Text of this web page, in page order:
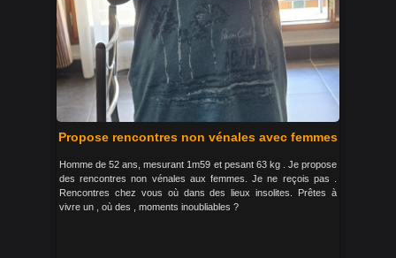
Propose rencontres non vénales avec femmes
Homme de 52 ans, mesurant 1m59 et pesant 63 kg . Je propose
des rencontres non vénales aux femmes. Je ne reçois pas .
Rencontres chez vous où dans des lieux insolites. Prêtes à
vivre un , où des , moments inoubliables ?